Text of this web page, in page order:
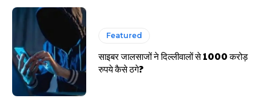
Featured
साइबर जालसाजों ने दिल्लीवालों से 1000 करोड़
रुपये कैसे ठगे?